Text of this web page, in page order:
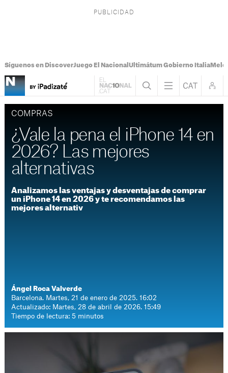
Síguenos en DiscoverJuego El Nacional Ultimátum Gobierno Italia
COMPRAS
¿Vale la pena el iPhone 14 en
2026? Las mejores
alternativas
Analizamos las ventajas y desventajas de comprar
un iPhone 14 en 2026 y te recomendamos las
mejores alternativ
Ángel Roca Valverde
Barcelona. Martes, 21 de enero de 2025. 16:02
Actualizado: Martes, 28 de abril de 2026. 15:49
Tiempo de lectura: 5 minutos